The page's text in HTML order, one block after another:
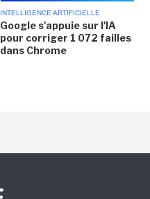
INTELLIGENCE ARTIFICIELLE
Google s'appuie sur l'IA
pour corriger 1 072 failles
dans Chrome